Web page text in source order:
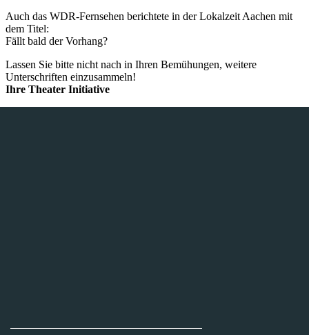
Auch das WDR-Fernsehen berichtete in der Lokalzeit Aachen mit
dem Titel:
Fällt bald der Vorhang?
Lassen Sie bitte nicht nach in Ihren Bemühungen, weitere
Unterschriften einzusammeln!
Ihre Theater Initiative